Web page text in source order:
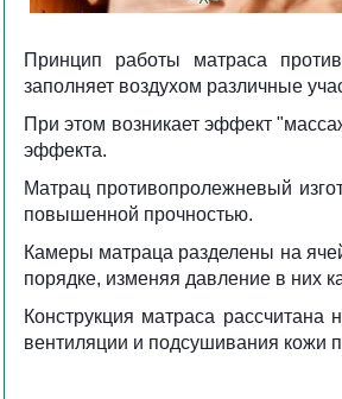
Принцип работы матраса
заполняет воздухом различные
При этом возникает эффект
эффекта.
Матрац противопролежневый
повышенной прочностью.
Камеры матраца разделены на
порядке, изменяя давление в них
Конструкция матраса
вентиляции и подсушивания кожи